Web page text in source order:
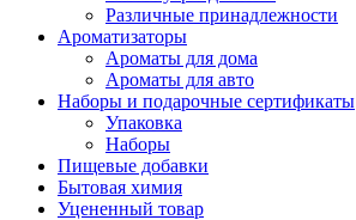
Различные принадлежности
Ароматизаторы
Ароматы для дома
Ароматы для авто
Наборы и подарочные сертификаты
Упаковка
Наборы
Пищевые добавки
Бытовая химия
Уцененный товар